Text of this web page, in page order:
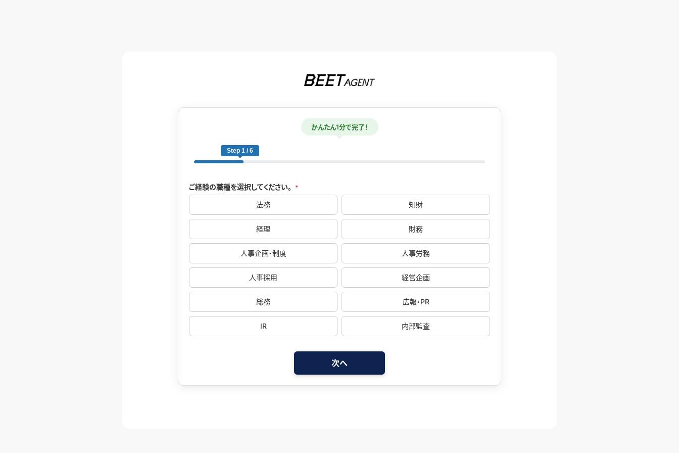
かんたん1分で完了！
Step 1 / 6
ご経験の職種を選択してください。 *
法務 知財
経理 財務
人事企画・制度 人事労務
人事採用 経営企画
総務 広報・PR
IR 内部監査
次へ